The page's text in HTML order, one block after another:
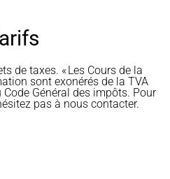
de taxes. « Les Cours de la
sont exonérés de la TVA
Général des impôts. Pour
pas à nous contacter.